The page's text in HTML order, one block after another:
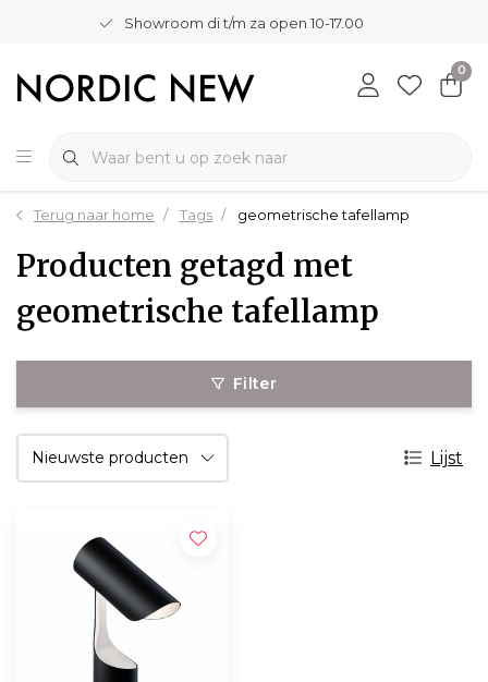
Showroom di t/m za open 10-17.00
0
Terug naar home Tags geometrische tafellamp
Producten getagd met
geometrische tafellamp
Filter
Lijst